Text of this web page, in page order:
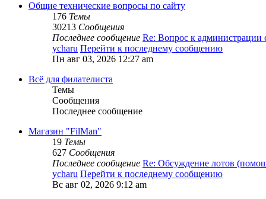
Общие технические вопросы по сайту
176 Темы
30213 Сообщения
Последнее сообщение Re: Вопрос к администрации
ycharu Перейти к последнему сообщению
Пн авг 03, 2026 12:27 am
Всё для филателиста
Темы
Сообщения
Последнее сообщение
Магазин "FilMan"
19 Темы
627 Сообщения
Последнее сообщение Re: Обсуждение лотов
ycharu Перейти к последнему сообщению
Вс авг 02, 2026 9:12 am